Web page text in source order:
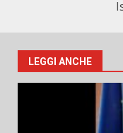
LEGGI ANCHE